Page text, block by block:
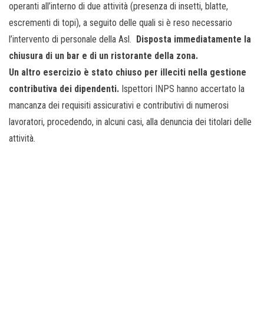
operanti all’interno di due attività (presenza di insetti, blatte,
escrementi di topi), a seguito delle quali si è reso necessario
l’intervento di personale della Asl. Disposta immediatamente la
chiusura di un bar e di un ristorante della zona.
Un altro esercizio è stato chiuso per illeciti nella gestione
contributiva dei dipendenti. Ispettori INPS hanno accertato la
mancanza dei requisiti assicurativi e contributivi di numerosi
lavoratori, procedendo, in alcuni casi, alla denuncia dei titolari delle
attività.